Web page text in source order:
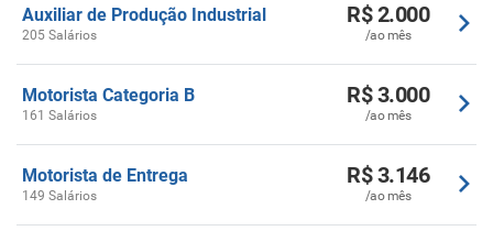
Auxiliar de Produção Industrial
205 Salários
R$ 2.000
/ao mês
Motorista Categoria B
161 Salários
R$ 3.000
/ao mês
Motorista de Entrega
149 Salários
R$ 3.146
/ao mês